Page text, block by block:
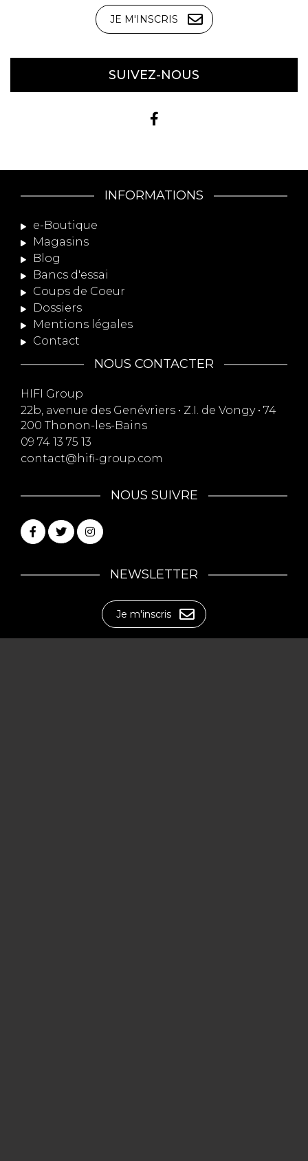
JE M'INSCRIS
SUIVEZ-NOUS
INFORMATIONS
e-Boutique
Magasins
Blog
Bancs d'essai
Coups de Coeur
Dossiers
Mentions légales
Contact
NOUS CONTACTER
HIFI Group
22b, avenue des Genévriers • Z.I. de Vongy • 74
200 Thonon-les-Bains
09 74 13 75 13
contact@hifi-group.com
NOUS SUIVRE
NEWSLETTER
Je m'inscris